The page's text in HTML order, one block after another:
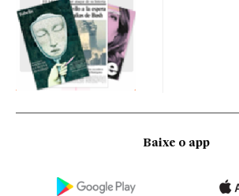
Baixe o app